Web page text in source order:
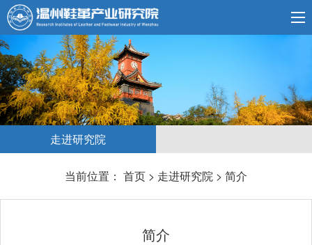
走进研究院
当前位置： 首页 > 走进研究院 > 简介
简介